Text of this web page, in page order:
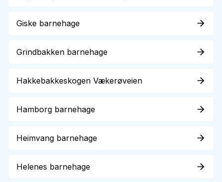
Giske barnehage
Grindbakken barnehage
Hakkebakkeskogen Vækerøveien
Hamborg barnehage
Heimvang barnehage
Helenes barnehage